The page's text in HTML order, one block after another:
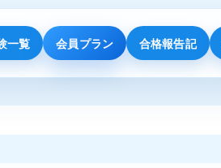
一覧 会員プラン 合格報告記